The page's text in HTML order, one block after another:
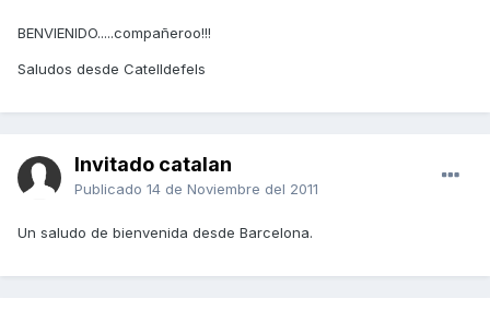
BENVIENIDO.....compañeroo!!!
Saludos desde Catelldefels
Invitado catalan
Publicado 14 de Noviembre del 2011
Un saludo de bienvenida desde Barcelona.